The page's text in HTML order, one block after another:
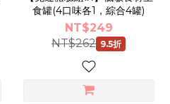
食罐(4口味各1，綜合4罐)
NT$249
NT$262 9.5折